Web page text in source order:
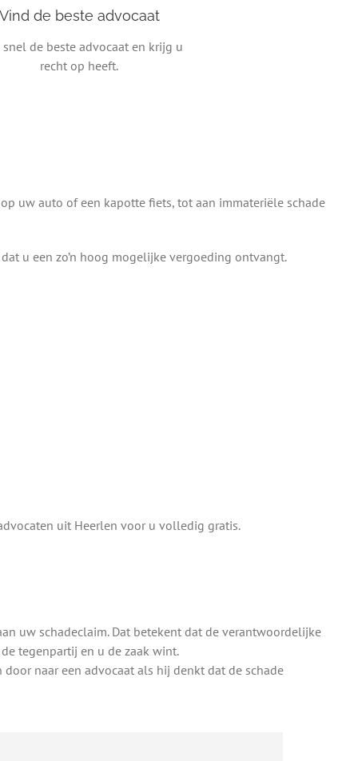
Vind de beste advocaat
snel de beste advocaat en krijg u
recht op heeft.
uw auto of een kapotte fiets, tot aan immateriële schade
u een zo’n hoog mogelijke vergoeding ontvangt.
uit Heerlen voor u volledig gratis.
uw schadeclaim. Dat betekent dat de verantwoordelijke
tegenpartij en u de zaak wint.
naar een advocaat als hij denkt dat de schade